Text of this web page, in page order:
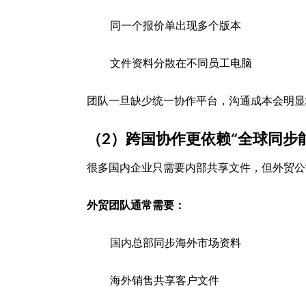
同一个报价单出现多个版本
文件资料分散在不同员工电脑
团队一旦缺少统一协作平台，沟通成本会明显
（2）跨国协作更依赖“全球同步
很多国内企业只需要内部共享文件，但外贸公
外贸团队通常需要：
国内总部同步海外市场资料
海外销售共享客户文件